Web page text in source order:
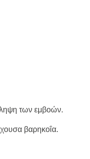
των εμβοών.
βαρηκοΐα.